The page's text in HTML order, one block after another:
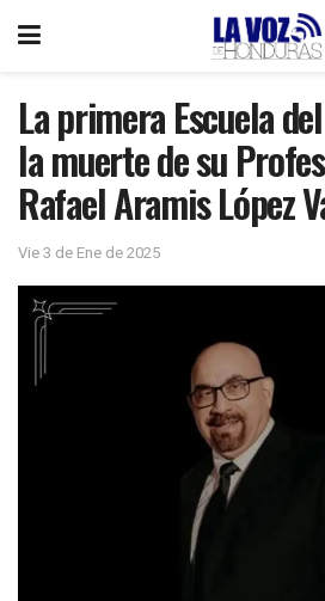
La primera Escuela
la muerte de su
Rafael Aramis López
Vie 3 de Ene de 2025